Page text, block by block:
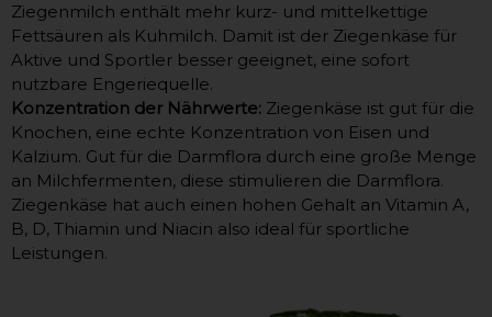
Ziegenmilch enthält mehr kurz- und mittelkettige
Fettsäuren als Kuhmilch. Damit ist der Ziegenkäse für
Aktive und Sportler besser geeignet, eine sofort
nutzbare Engeriequelle.
Konzentration der Nährwerte: Ziegenkäse ist gut für die
Knochen, eine echte Konzentration von Eisen und
Kalzium. Gut für die Darmflora durch eine große Menge
an Milchfermenten, diese stimulieren die Darmflora.
Ziegenkäse hat auch einen hohen Gehalt an Vitamin A,
B, D, Thiamin und Niacin also ideal für sportliche
Leistungen.